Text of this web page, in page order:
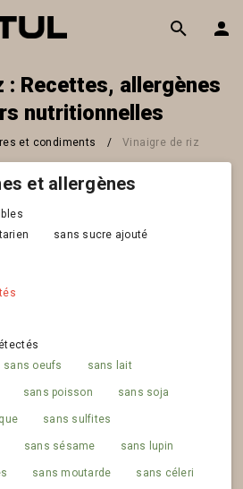
: Recettes, allergènes
nutritionnelles
et condiments / Vinaigre de riz
et allergènes
sans sucre ajouté
sans oeufs sans lait
sans poisson sans soja
sans sulfites
sans sésame sans lupin
sans moutarde sans céleri